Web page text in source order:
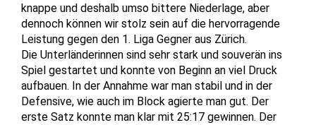
knappe und deshalb umso bittere Niederlage, aber
dennoch können wir stolz sein auf die hervorragende
Leistung gegen den 1. Liga Gegner aus Zürich.
Die Unterländerinnen sind sehr stark und souverän ins
Spiel gestartet und konnte von Beginn an viel Druck
aufbauen. In der Annahme war man stabil und in der
Defensive, wie auch im Block agierte man gut. Der
erste Satz konnte man klar mit 25:17 gewinnen. Der